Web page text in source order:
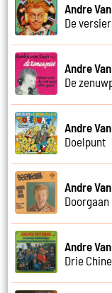
Andre
De
Andre
De
Andre
Doelpunt
Andre
Doorgaan
Andre
Drie